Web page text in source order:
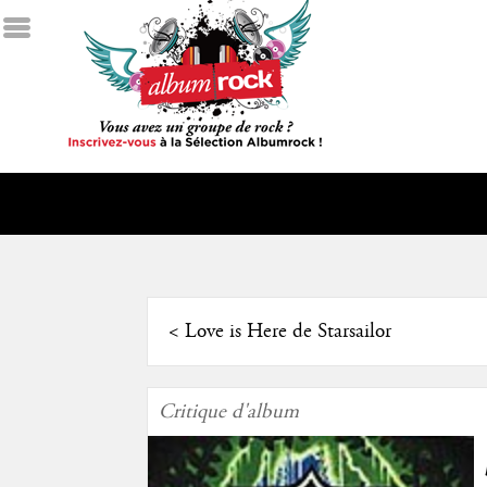
< Love is Here de Starsailor
Critique d'album